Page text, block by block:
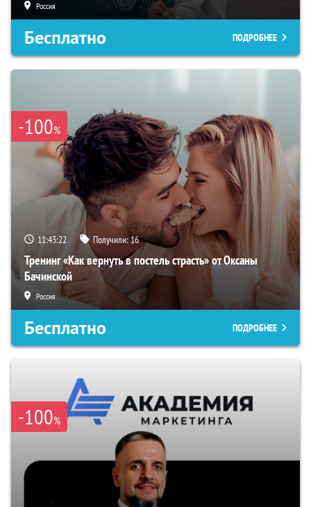
Россия
Бесплатно ПОДРОБНЕЕ
-100%
11:43:21 Получили:16
Тренинг «Как вернуть в постель страсть» от Оксаны
Бачинской
Россия
Бесплатно ПОДРОБНЕЕ
-100%